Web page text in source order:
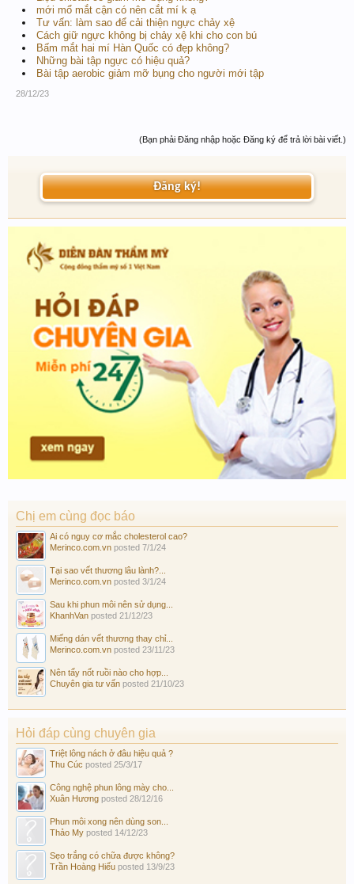
mới mổ mắt cận có nên cắt mí k ạ
Tư vấn: làm sao để cải thiện ngực chảy xệ
Cách giữ ngực không bị chảy xệ khi cho con bú
Bấm mắt hai mí Hàn Quốc có đẹp không?
Những bài tập ngực có hiệu quả?
Bài tập aerobic giảm mỡ bụng cho người mới tập
28/12/23
(Bạn phải Đăng nhập hoặc Đăng ký để trả lời bài viết.)
Đăng ký!
Chị em cùng đọc báo
Ai có nguy cơ mắc cholesterol cao?
Merinco.com.vn posted 7/1/24
Tại sao vết thương lâu lành?...
Merinco.com.vn posted 3/1/24
Sau khi phun môi nên sử dụng...
KhanhVan posted 21/12/23
Miếng dán vết thương thay chỉ...
Merinco.com.vn posted 23/11/23
Nên tẩy nốt ruồi nào cho hợp...
Chuyên gia tư vấn posted 21/10/23
Hỏi đáp cùng chuyên gia
Triệt lông nách ở đâu hiệu quả ?
Thu Cúc posted 25/3/17
Công nghệ phun lông mày cho...
Xuân Hương posted 28/12/16
Phun môi xong nên dùng son...
Thảo My posted 14/12/23
Sẹo trắng có chữa được không?
Trần Hoàng Hiếu posted 13/9/23